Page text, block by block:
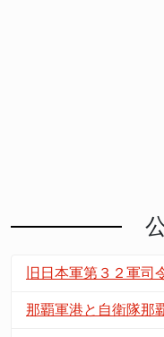
旧日本軍第３２軍司
那覇軍港と自衛隊那